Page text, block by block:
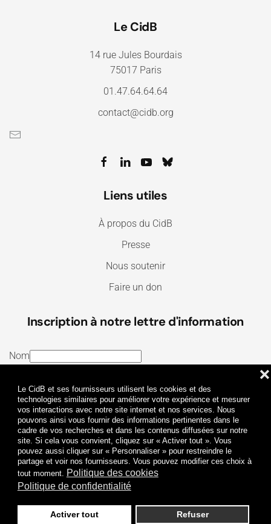
Le CidB et ses fournisseurs utilisent les cookies et des
technologies similaires pour améliorer votre expérience et mesurer
vos interactions avec notre site internet et nos services. Nous
pouvons ainsi vous fournir des informations pertinentes dans le
cadre de vos recherches et dans les contenus diffusées sur notre
site. Si cela vous convient, cliquez sur « Activer tout ». Vous
pouvez aussi cliquer sur « Personnaliser » pour restreindre le
partage et voir nos fournisseurs. Vous pouvez modifier ces choix à
tout moment. Politique des cookies
Politique de confidentialité
Activer tout Refuser
❌
Le CidB
14 rue Jules Bourdais
75017 Paris
01.47.64.64.64
contact@cidb.org
Liens utiles
À propos du CidB
Presse
Nous soutenir
Faire un don
Inscription à notre lettre d'information
Nom
J’ai lu et j’accepte lesTermes et conditionset la
Politique de confidentialité
Je m'abonne